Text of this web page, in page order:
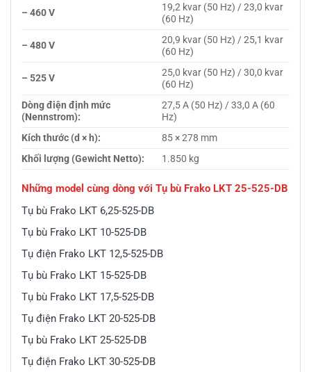
– 460 V
19,2 kvar (50 Hz) / 23,0 kvar
(60 Hz)
– 480 V
20,9 kvar (50 Hz) / 25,1 kvar
(60 Hz)
– 525 V
25,0 kvar (50 Hz) / 30,0 kvar
(60 Hz)
Dòng điện định mức
(Nennstrom):
27,5 A (50 Hz) / 33,0 A (60
Hz)
Kích thước (d × h):
85 × 278 mm
Khối lượng (Gewicht Netto):
1.850 kg
Những model cùng dòng với Tụ bù Frako LKT 25-525-DB
Tụ bù Frako LKT 6,25-525-DB
Tụ bù Frako LKT 10-525-DB
Tụ điện Frako LKT 12,5-525-DB
Tụ bù Frako LKT 15-525-DB
Tụ bù Frako LKT 17,5-525-DB
Tụ điện Frako LKT 20-525-DB
Tụ bù Frako LKT 25-525-DB
Tụ điện Frako LKT 30-525-DB